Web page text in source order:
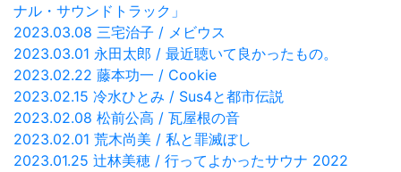
ナル・サウンドトラック」
2023.03.08 三宅治子 / メビウス
2023.03.01 永田太郎 / 最近聴いて良かったもの。
2023.02.22 藤本功一 / Cookie
2023.02.15 冷水ひとみ / Sus4と都市伝説
2023.02.08 松前公高 / 瓦屋根の音
2023.02.01 荒木尚美 / 私と罪滅ぼし
2023.01.25 辻林美穂 / 行ってよかったサウナ 2022